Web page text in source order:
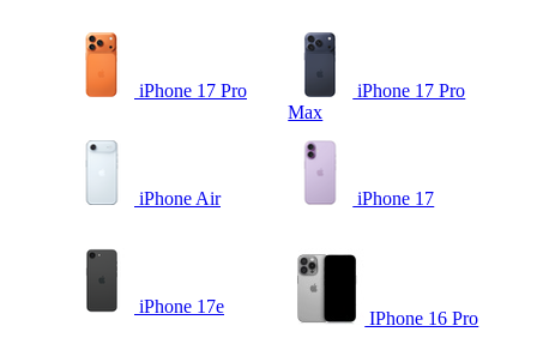
iPhone 17 Pro
iPhone 17 Pro
Max
iPhone Air iPhone 17
iPhone 17e
IPhone 16 Pro